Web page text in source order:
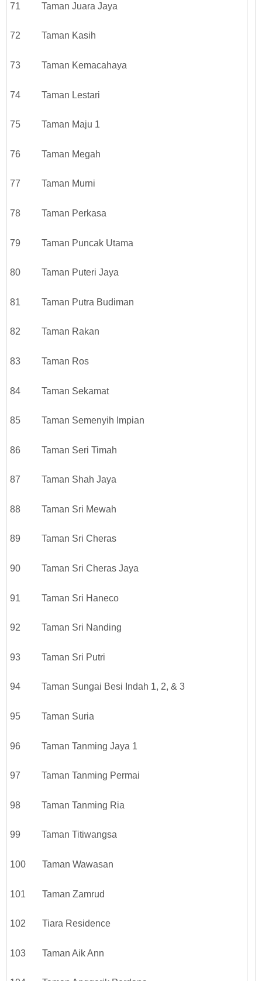
71 Taman Juara Jaya
72 Taman Kasih
73 Taman Kemacahaya
74 Taman Lestari
75 Taman Maju 1
76 Taman Megah
77 Taman Murni
78 Taman Perkasa
79 Taman Puncak Utama
80 Taman Puteri Jaya
81 Taman Putra Budiman
82 Taman Rakan
83 Taman Ros
84 Taman Sekamat
85 Taman Semenyih Impian
86 Taman Seri Timah
87 Taman Shah Jaya
88 Taman Sri Mewah
89 Taman Sri Cheras
90 Taman Sri Cheras Jaya
91 Taman Sri Haneco
92 Taman Sri Nanding
93 Taman Sri Putri
94 Taman Sungai Besi Indah 1, 2, & 3
95 Taman Suria
96 Taman Tanming Jaya 1
97 Taman Tanming Permai
98 Taman Tanming Ria
99 Taman Titiwangsa
100 Taman Wawasan
101 Taman Zamrud
102 Tiara Residence
103 Taman Aik Ann